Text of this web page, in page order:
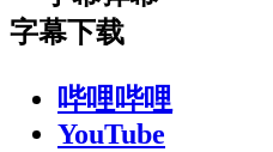
字幕下载
哔哩哔哩
YouTube